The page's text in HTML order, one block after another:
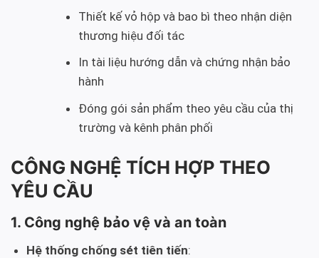
Thiết kế vỏ hộp và bao bì theo nhận diện
thương hiệu đối tác
In tài liệu hướng dẫn và chứng nhận bảo
hành
Đóng gói sản phẩm theo yêu cầu của thị
trường và kênh phân phối
CÔNG NGHỆ TÍCH HỢP THEO
YÊU CẦU
1. Công nghệ bảo vệ và an toàn
Hệ thống chống sét tiên tiến: